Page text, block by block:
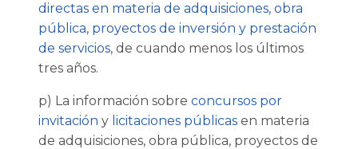
directas en materia de adquisiciones, obra
pública, proyectos de inversión y prestación
de servicios, de cuando menos los últimos
tres años.
p) La información sobre concursos por
invitación y licitaciones públicas en materia
de adquisiciones, obra pública, proyectos de